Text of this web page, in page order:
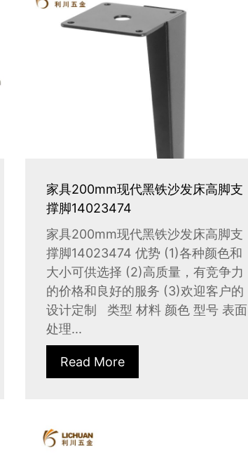
家具200mm现代黑铁沙发床高脚支
撑脚14023474
家具200mm现代黑铁沙发床高脚支
撑脚14023474 优势 (1)各种颜色和
大小可供选择 (2)高质量，有竞争力
的价格和良好的服务 (3)欢迎客户的
设计定制 类型 材料 颜色 型号 表面
处理...
Read More